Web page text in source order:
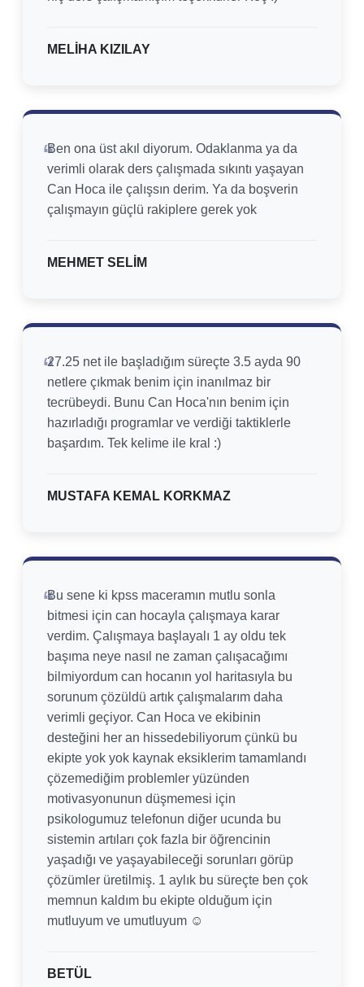
MELİHA KIZILAY
Ben ona üst akıl diyorum. Odaklanma ya da
verimli olarak ders çalışmada sıkıntı yaşayan
Can Hoca ile çalışsın derim. Ya da boşverin
çalışmayın güçlü rakiplere gerek yok
MEHMET SELİM
27.25 net ile başladığım süreçte 3.5 ayda 90
netlere çıkmak benim için inanılmaz bir
tecrübeydi. Bunu Can Hoca'nın benim için
hazırladığı programlar ve verdiği taktiklerle
başardım. Tek kelime ile kral :)
MUSTAFA KEMAL KORKMAZ
Bu sene ki kpss maceramın mutlu sonla
bitmesi için can hocayla çalışmaya karar
verdim. Çalışmaya başlayalı 1 ay oldu tek
başıma neye nasıl ne zaman çalışacağımı
bilmiyordum can hocanın yol haritasıyla bu
sorunum çözüldü artık çalışmalarım daha
verimli geçiyor. Can Hoca ve ekibinin
desteğini her an hissedebiliyorum çünkü bu
ekipte yok yok kaynak eksiklerim tamamlandı
çözemediğim problemler yüzünden
motivasyonunun düşmemesi için
psikologumuz telefonun diğer ucunda bu
sistemin artıları çok fazla bir öğrencinin
yaşadığı ve yaşayabileceği sorunları görüp
çözümler üretilmiş. 1 aylık bu süreçte ben çok
memnun kaldım bu ekipte olduğum için
mutluyum ve umutluyum ☺
BETÜL